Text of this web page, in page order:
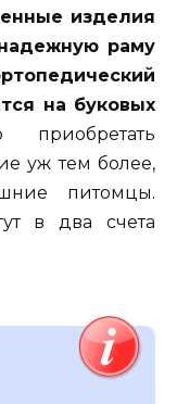
изделия
раму
на буковых
приобретать
уж тем более,
питомцы.
в два счета